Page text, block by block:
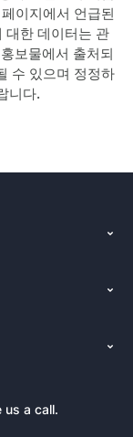
이지에서 언급된
대한 데이터는 관
보물에서 출처되
수 있으며 정정하
니다.
us a call.